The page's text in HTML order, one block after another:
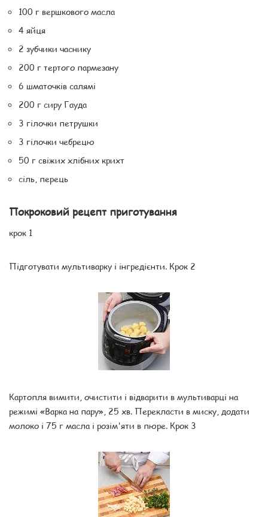
100 г вершкового масла
4 яйця
2 зубчики часнику
200 г тертого пармезану
6 шматочків салямі
200 г сиру Гауда
3 гілочки петрушки
3 гілочки чебрецю
50 г свіжих хлібних крихт
сіль, перець
Покроковий рецепт приготування
крок 1
Підготувати мультиварку і інгредієнти. Крок 2
Картопля вимити, очистити і відварити в мультиварці на
режимі «Варка на пару», 25 хв. Перекласти в миску, додати
молоко і 75 г масла і розім'яти в пюре. Крок 3